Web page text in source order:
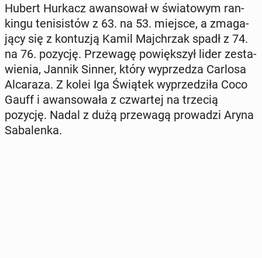
Hubert Hurkacz awan­so­wał w świa­to­wym ran­
kin­gu te­ni­si­stów z 63. na 53. miejsce, a zma­ga­
ją­cy się z kon­tu­zją Kamil Maj­chrzak spadł z 74.
na 76. pozycję. Prze­wa­gę po­więk­szył lider ze­sta­
wie­nia, Jannik Sinner, który wy­prze­dza Carlosa
Al­ca­ra­za. Z kolei Iga Świątek wy­prze­dzi­ła Coco
Gauff i awan­so­wa­ła z czwar­tej na trzecią
pozycję. Nadal z dużą prze­wa­gą pro­wa­dzi Aryna
Sa­ba­len­ka.